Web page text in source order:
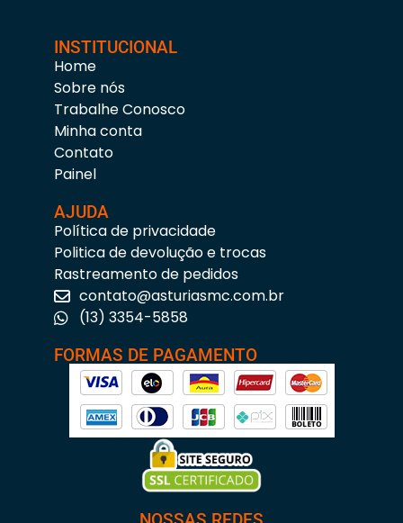
INSTITUCIONAL
Home
Sobre nós
Trabalhe Conosco
Minha conta
Contato
Painel
AJUDA
Política de privacidade
Politica de devolução e trocas
Rastreamento de pedidos
contato@asturiasmc.com.br
(13) 3354-5858
FORMAS DE PAGAMENTO